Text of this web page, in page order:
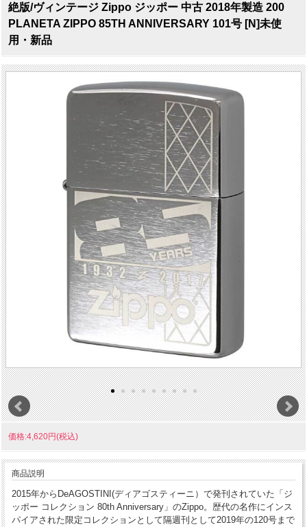
絶版/ヴィンテージ Zippo ジッポー 中古 2018年製造 200
PLANETA ZIPPO 85TH ANNIVERSARY 101号 [N]未使
用・新品
価格:4,620円(税込)
商品説明
2015年からDeAGOSTINI(ディアゴスティーニ）で発刊されていた「ジ
ッポー コレクション 80th Anniversary」のZippo。歴代の名作にインス
パイアされた限定コレクションとして隔週刊として2019年の120号まで